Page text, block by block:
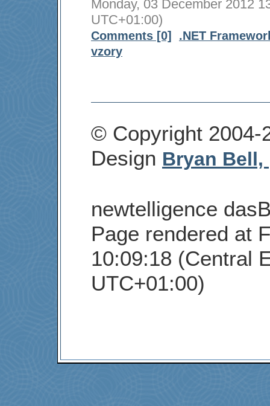
Monday, 03 December 2012
UTC+01:00)
Comments [0]
.NET
vzory
© Copyright 2004-
Design Bryan Bell,
newtelligence
Page rendered at
10:09:18 (Central
UTC+01:00)